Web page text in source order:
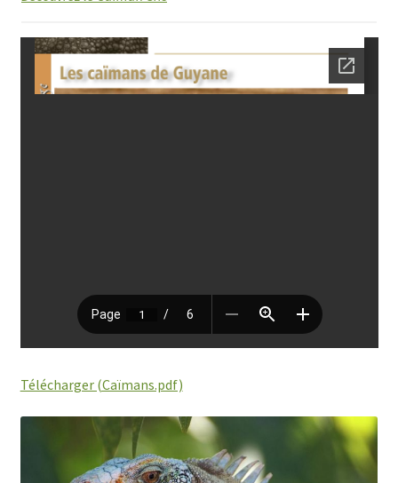
Télécharger (Caïmans.pdf)